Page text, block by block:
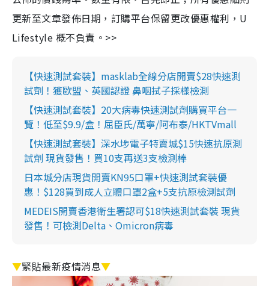
更新至文章發佈日期，訂購平台保留更改優惠權利，U
Lifestyle 概不負責。>>
【快速測試套裝】masklab全線分店開賣$28快速測
試劑！獲歐盟、英國認證 鼻咽拭子採樣檢測
【快速測試套裝】20大病毒快速測試劑購買平台一
覽！低至$9.9/盒！屈臣氏/萬寧/阿布泰/HKTVmall
【快速測試套裝】深水埗電子特賣城$15快速抗原測
試劑 現貨發售！買10支再送3支檢測棒
日本城分店現貨開賣KN95口罩+快速測試套裝優
惠！$128買到成人立體口罩2盒+5支抗原檢測試劑
MEDEIS開賣香港衛生署認可$18快速測試套裝 現貨
發售！可檢測Delta、Omicron病毒
▼緊貼最新疫情消息▼